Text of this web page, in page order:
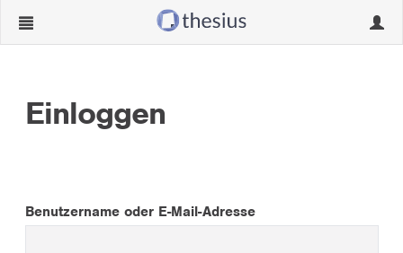
Navigation
Einloggen
Benutzername oder E-Mail-Adresse